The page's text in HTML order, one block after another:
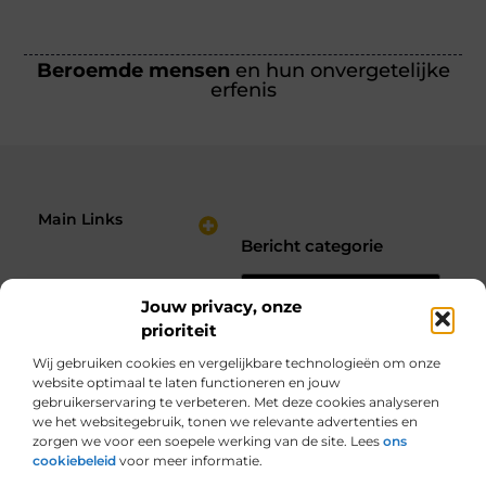
Jouw privacy, onze
prioriteit
Wij gebruiken cookies en vergelijkbare technologieën om onze
website optimaal te laten functioneren en jouw
gebruikerservaring te verbeteren. Met deze cookies analyseren
we het websitegebruik, tonen we relevante advertenties en
zorgen we voor een soepele werking van de site. Lees ons
cookiebeleid voor meer informatie.
Beroemde mensen en hun onvergetelijke
erfenis
Main Links
Bericht categorie
Van alles wat, voor jou verzameld.